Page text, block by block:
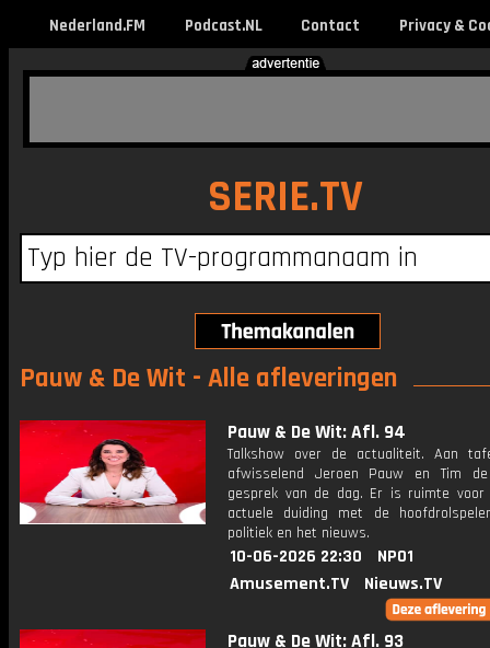
Nederland.FM Podcast.NL Contact Privacy &
SERIE.TV
Pauw & De Wit - Alle afleveringen
Pauw & De Wit: Afl. 94
Talkshow over de actualiteit. Aan
afwisselend Jeroen Pauw en Tim
gesprek van de dag. Er is ruimte
actuele duiding met de
politiek en het nieuws.
10-06-2026 22:30
NPO1
Amusement.TV
Nieuws.TV
Pauw & De Wit: Afl. 93